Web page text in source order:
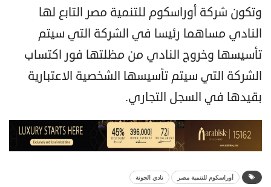
وتكون شركة أوراسكوم للتنمية مصر التابع لها
النادي مساهما رئيسا في الشركة التي سيتم
تأسيسها وخروج النادي من مظلتها فور اكتساب
الشركة التي سيتم تأسيسها الشخصية الاعتبارية
بقيدها في السجل التجاري.
أوراسكوم للتنمية مصر نادي الجونة